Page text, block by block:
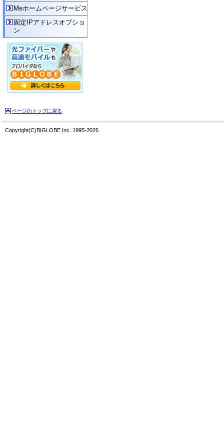
Meホームページサービス
固定IPアドレスオプショ
ン
ページのトップに戻る
Copyright(C)BIGLOBE Inc. 1995-2026